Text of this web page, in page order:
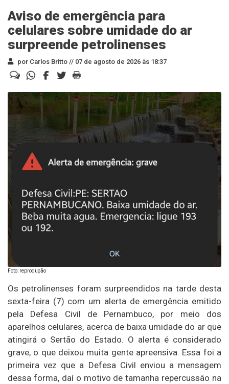
Aviso de emergência para
celulares sobre umidade do ar
surpreende petrolinenses
por Carlos Britto // 07 de agosto de 2026 às 18:37
Foto: reprodução
Os petrolinenses foram surpreendidos na tarde desta
sexta-feira (7) com um alerta de emergência emitido
pela Defesa Civil de Pernambuco, por meio dos
aparelhos celulares, acerca de baixa umidade do ar que
atingirá o Sertão do Estado. O alerta é considerado
grave, o que deixou muita gente apreensiva. Essa foi a
primeira vez que a Defesa Civil enviou a mensagem
dessa forma, daí o motivo de tamanha repercussão na